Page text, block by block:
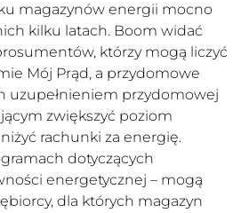
magazynów energii mocno
kilku latach. Boom widać
którzy mogą liczyć
Mój Prąd, a przydomowe
uzupełnieniem przydomowej
zwiększyć poziom
rachunki za energię.
dotyczących
energetycznej – mogą
dla których magazyn